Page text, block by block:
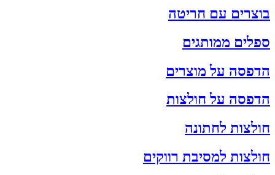
בוצרים עם חריטה
ספלים ממותגים
הדפסה על מוצרים
הדפסה על חולצות
חולצות לחתונה
חולצות למסיבת רווקים